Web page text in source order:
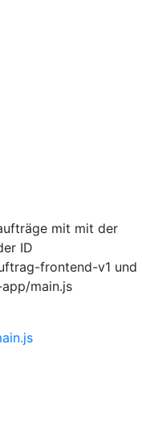
mit mit der
ID
frontend-v1 und
main.js